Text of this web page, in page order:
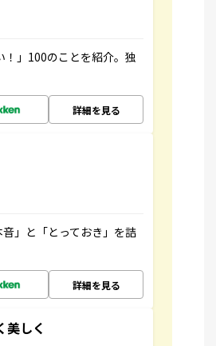
！」100のことを紹介。独
詳細を見る
」と「とっておき」を詰
詳細を見る
美しく